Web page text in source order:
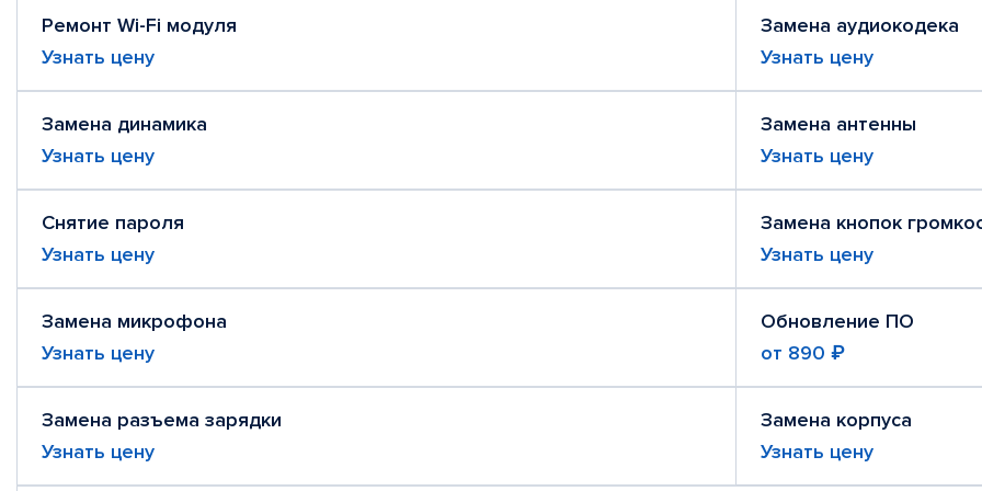
Ремонт Wi-Fi модуля
Узнать цену
Замена аудиокодека
Узнать цену
Замена динамика
Узнать цену
Замена антенны
Узнать цену
Снятие пароля
Узнать цену
Замена кнопок
Узнать цену
Замена микрофона
Узнать цену
Обновление ПО
от 890 ₽
Замена разъема зарядки
Узнать цену
Замена корпуса
Узнать цену